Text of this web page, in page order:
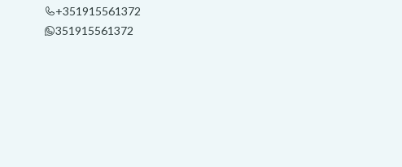
+351915561372
351915561372